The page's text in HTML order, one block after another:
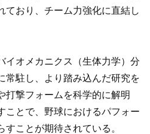
ており、チーム力強化に直結し
オメカニクス（生体力学）分
常駐し、より踏み込んだ研究を
打撃フォームを科学的に解明
ことで、野球におけるパフォー
ことが期待されている。